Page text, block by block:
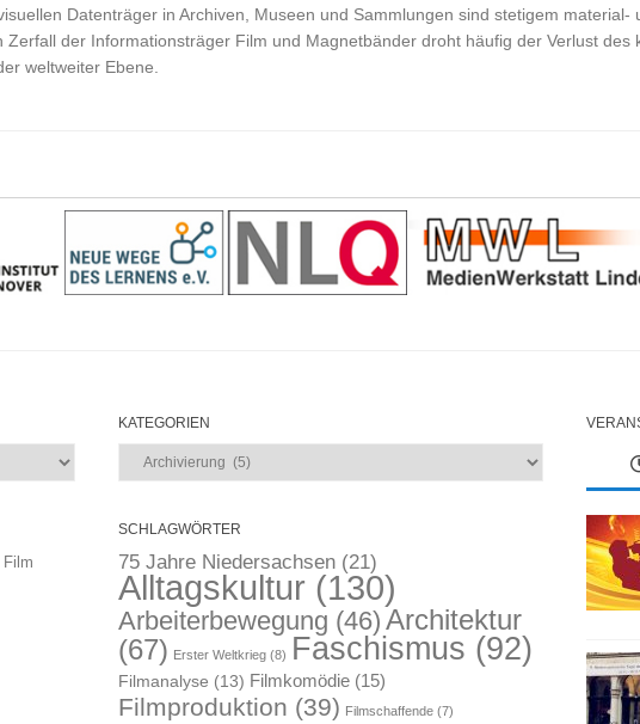
Datenträger in Archiven, Museen und Sammlungen sind stetigem material-
Zerfall der Informationsträger Film und Magnetbänder droht häufig der Verlust des
weltweiter Ebene.
KATEGORIEN
Kategorien
SCHLAGWÖRTER
75 Jahre Niedersachsen (21)
Alltagskultur (130)
Arbeiterbewegung (46) Architektur
(67) Erster Weltkrieg (8) Faschismus (92)
Filmanalyse (13) Filmkomödie (15)
Filmproduktion (39) Filmschaffende (7)